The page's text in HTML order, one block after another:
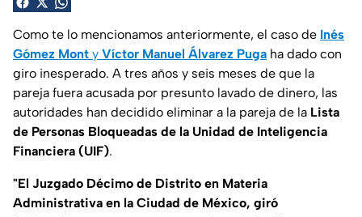
Como te lo mencionamos anteriormente, el caso de Inés
Gómez Mont y Víctor Manuel Álvarez Puga ha dado con
giro inesperado. A tres años y seis meses de que la
pareja fuera acusada por presunto lavado de dinero, las
autoridades han decidido eliminar a la pareja de la Lista
de Personas Bloqueadas de la Unidad de Inteligencia
Financiera (UIF).
"El Juzgado Décimo de Distrito en Materia
Administrativa en la Ciudad de México, giró